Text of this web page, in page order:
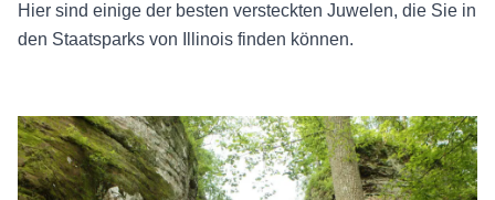
Hier sind einige der besten versteckten Juwelen, die Sie in
den Staatsparks von Illinois finden können.